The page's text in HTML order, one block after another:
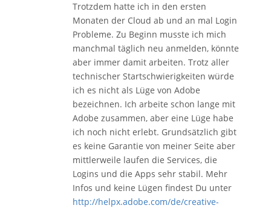
Trotzdem hatte ich in den ersten
Monaten der Cloud ab und an mal Login
Probleme. Zu Beginn musste ich mich
manchmal täglich neu anmelden, könnte
aber immer damit arbeiten. Trotz aller
technischer Startschwierigkeiten würde
ich es nicht als Lüge von Adobe
bezeichnen. Ich arbeite schon lange mit
Adobe zusammen, aber eine Lüge habe
ich noch nicht erlebt. Grundsätzlich gibt
es keine Garantie von meiner Seite aber
mittlerweile laufen die Services, die
Logins und die Apps sehr stabil. Mehr
Infos und keine Lügen findest Du unter
http://helpx.adobe.com/de/creative-